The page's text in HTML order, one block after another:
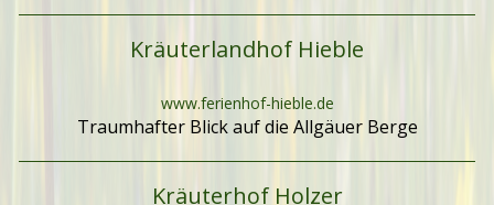
Kräuterlandhof Hieble
www.ferienhof-hieble.de
Traumhafter Blick auf die Allgäuer Berge
Kräuterhof Holzer